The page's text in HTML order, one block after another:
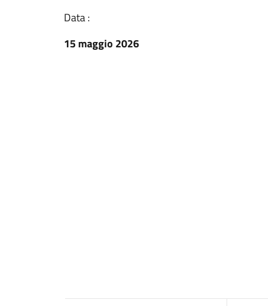
Data :
15 maggio 2026